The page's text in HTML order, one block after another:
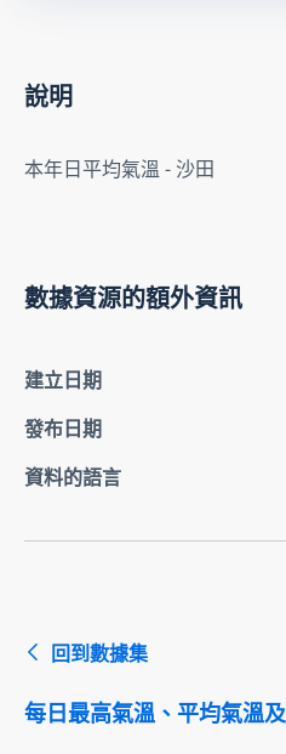
說明
本年日平均氣溫 - 沙田
數據資源的額外資訊
建立日期
發布日期
資料的語言
回到數據集
每日最高氣溫、平均氣溫